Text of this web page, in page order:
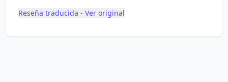
Reseña traducida - Ver original